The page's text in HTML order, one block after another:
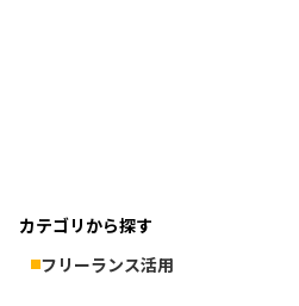
カテゴリから探す
フリーランス活用